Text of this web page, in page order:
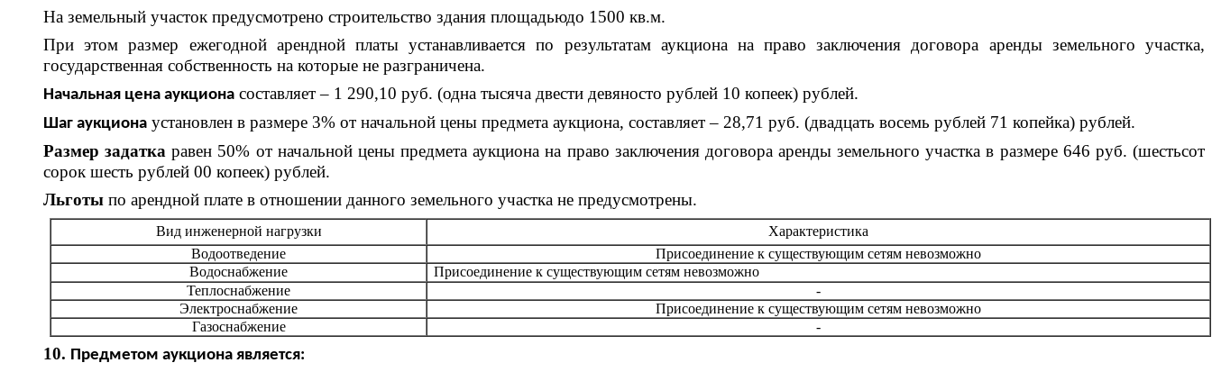
На земельный участок предусмотрено строительство здания площадьюдо 1500 кв.м.
При этом размер ежегодной арендной платы устанавливается по результатам аукциона на право заключения договора аренды земельного участка,
государственная собственность на которые не разграничена.
Начальная цена аукциона составляет – 1 290,10 руб. (одна тысяча двести девяносто рублей 10 копеек) рублей.
Шаг аукциона установлен в размере 3% от начальной цены предмета аукциона, составляет – 28,71 руб. (двадцать восемь рублей 71 копейка) рублей.
Размер задатка равен 50% от начальной цены предмета аукциона на право заключения договора аренды земельного участка в размере 646 руб. (шестьсот
сорок шесть рублей 00 копеек) рублей.
Льготы по арендной плате в отношении данного земельного участка не предусмотрены.
Вид инженерной нагрузки
Характеристика
Водоотведение
Присоединение к существующим сетям невозможно
Водоснабжение
Присоединение к существующим сетям невозможно
Теплоснабжение
-
Электроснабжение
Присоединение к существующим сетям невозможно
Газоснабжение
-
10. Предметом аукциона является: